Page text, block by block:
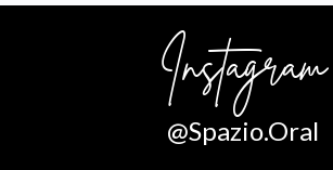
Instagram
@Spazio.Oral